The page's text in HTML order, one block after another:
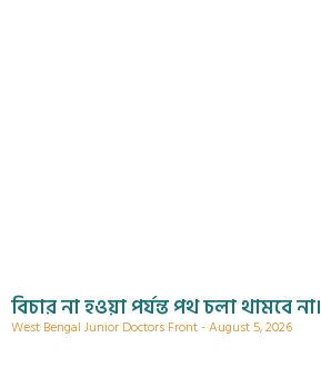
বিচার না হওয়া পর্যন্ত পথ চলা থামবে না।
West Bengal Junior Doctors Front August 5, 2026